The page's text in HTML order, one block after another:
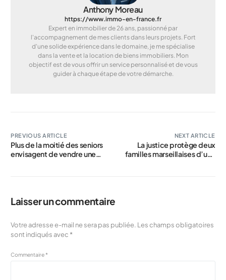
Anthony Moreau
https://www.immo-en-france.fr
Expert en immobilier de 26 ans, passionné par
l'accompagnement de mes clients dans leurs projets. Fort
d'une solide expérience dans le domaine, je me spécialise
dans la vente et la location de biens immobiliers. Mon
objectif est de vous offrir un service personnalisé et de vous
guider à chaque étape de votre démarche.
PREVIOUS ARTICLE
Plus de la moitié des seniors
envisagent de vendre une
NEXT ARTICLE
La justice protège deux
familles marseillaises d’une
Laisser un commentaire
Votre adresse e-mail ne sera pas publiée. Les champs obligatoires
sont indiqués avec *
Commentaire*